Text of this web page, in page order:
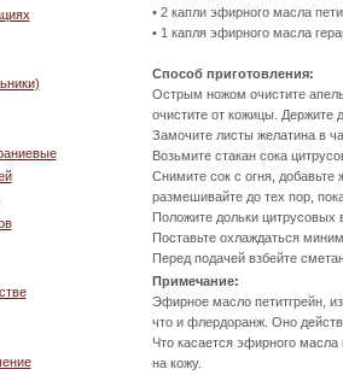
• 2 капли эфирного масла
• 1 капля эфирного масла
Способ приготовления:
Острым ножом очистите
очистите от кожицы. Держите
Замочите листы желатина в
Возьмите стакан сока
Снимите сок с огня, добавьте
размешивайте до тех пор,
Положите дольки цитрусовых
Поставьте охлаждаться
Перед подачей взбейте
Примечание:
Эфирное масло петитгрейн,
что и флердоранж. Оно
Что касается эфирного масла
на кожу.